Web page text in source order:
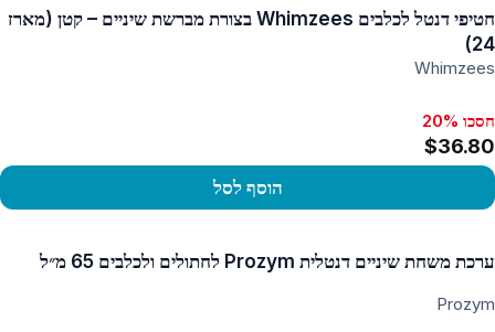
חטיפי דנטל לכלבים Whimzees בצורת מברשת שיניים – קטן (מארז
24)
Whimzees
חסכו 20%
$36.80
הוסף לסל
ערכת משחת שיניים דנטלית Prozym לחתולים ולכלבים 65 מ״ל
Prozym